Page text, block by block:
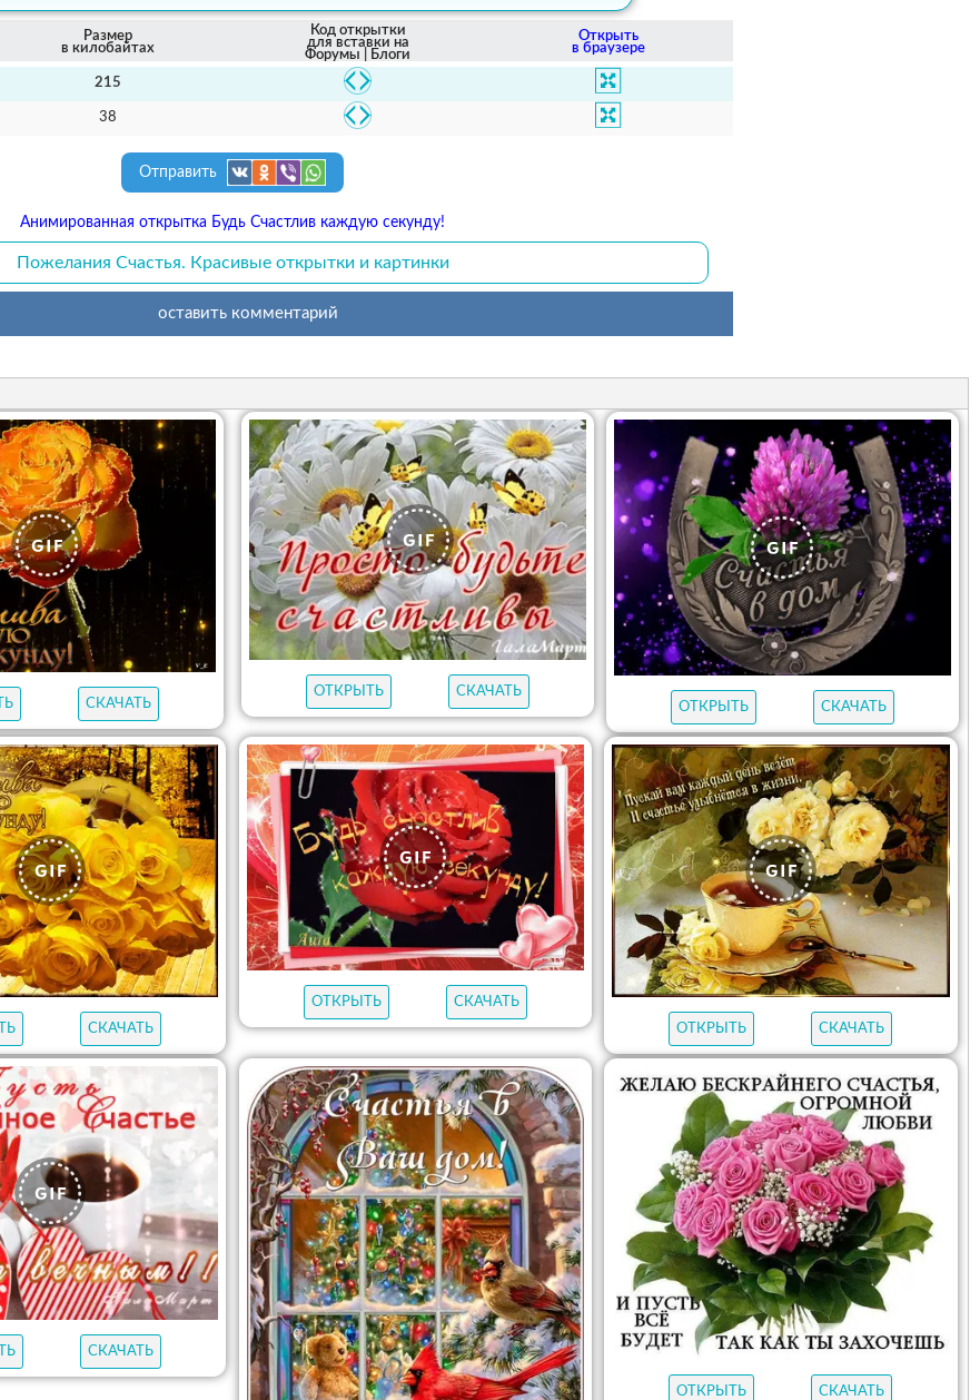
Размер
в килобайтах
Код открытки
для вставки на
Форумы | Блоги
Открыть
в браузере
215
38
Отправить
Анимированная открытка Будь Счастлив каждую секунду!
Пожелания Счастья. Красивые открытки и картинки
оставить комментарий
СКАЧАТЬ
ОТКРЫТЬ
СКАЧАТЬ
ОТКРЫТЬ
СКАЧАТЬ
СКАЧАТЬ
ОТКРЫТЬ
СКАЧАТЬ
ОТКРЫТЬ
СКАЧАТЬ
СКАЧАТЬ
ОТКРЫТЬ СКАЧАТЬ